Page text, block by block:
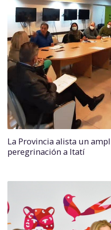
La Provincia alista un
peregrinación a Itatí